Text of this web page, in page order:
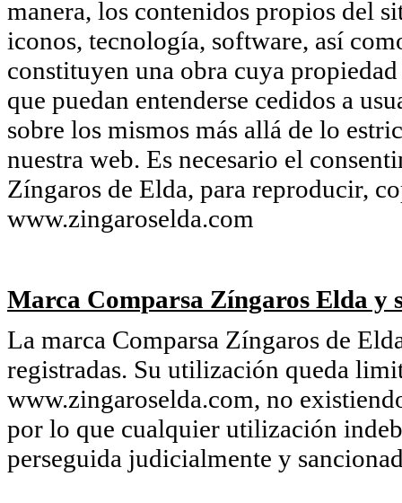
manera, los contenidos propios del
iconos, tecnología, software, así
constituyen una obra cuya
que puedan entenderse cedidos a
sobre los mismos más allá de lo
nuestra web. Es necesario el
Zíngaros de Elda, para reproducir,
www.zingaroselda.com
Marca Comparsa Zíngaros Elda y
La marca Comparsa Zíngaros de
registradas. Su utilización queda
www.zingaroselda.com, no
por lo que cualquier utilización
perseguida judicialmente y